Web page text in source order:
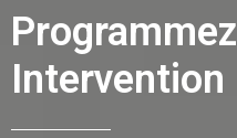
Intervention